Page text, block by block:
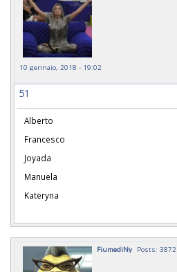
10 gennaio, 2018 - 19:02
51
Alberto
Francesco
Joyada
Manuela
Kateryna
FiumediNy Posts: 3872